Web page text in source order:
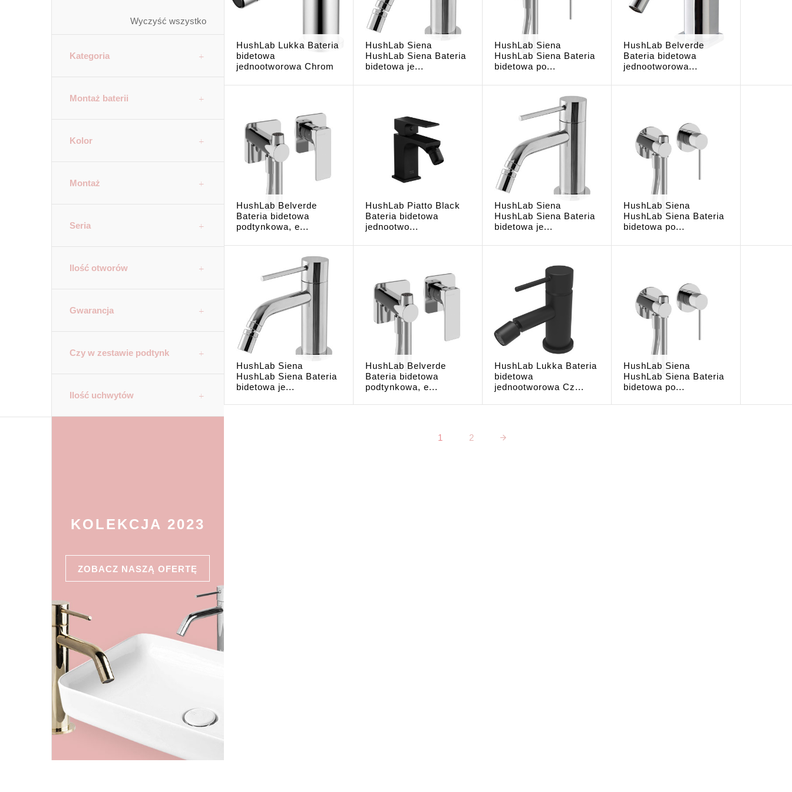
Wyczyść wszystko
Kategoria
Montaż baterii
Kolor
Montaż
Seria
Ilość otworów
Gwarancja
Czy w zestawie podtynk
Ilość uchwytów
KOLEKCJA 2023
ZOBACZ NASZĄ OFERTĘ
HushLab Lukka Bateria
bidetowa
jednootworowa Chrom
HushLab Siena
HushLab Siena Bateria
bidetowa je...
HushLab Siena
HushLab Siena Bateria
bidetowa po...
HushLab Belverde
Bateria bidetowa
jednootworowa...
HushLab Belverde
Bateria bidetowa
podtynkowa, e...
HushLab Piatto Black
Bateria bidetowa
jednootwo...
HushLab Siena
HushLab Siena Bateria
bidetowa je...
HushLab Siena
HushLab Siena Bateria
bidetowa po...
HushLab Siena
HushLab Siena Bateria
bidetowa je...
HushLab Belverde
Bateria bidetowa
podtynkowa, e...
HushLab Lukka Bateria
bidetowa
jednootworowa Cz...
HushLab Siena
HushLab Siena Bateria
bidetowa po...
1 2